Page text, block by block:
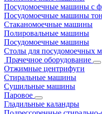
Посудомоечные машины с
Посудомоечные машины
Стаканомоечные машины
Полировальные машины
Посудомоечные машины
Столы для посудомоечных
Прачечное оборудование
Отжимные центрифуги
Стиральные машины
Сушильные машины
Паровое
Гладильные каландры